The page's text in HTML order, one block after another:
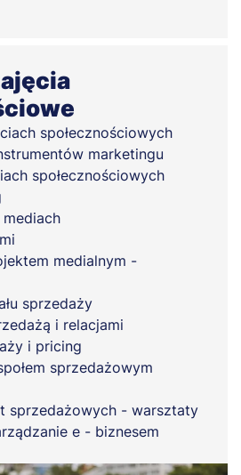
społecznościowych
marketingu
społecznościowych
medialnym -
sprzedaży
i relacjami
i pricing
sprzedażowym
sprzedażowych - warsztaty
e - biznesem